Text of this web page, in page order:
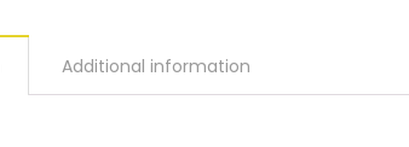
Additional information